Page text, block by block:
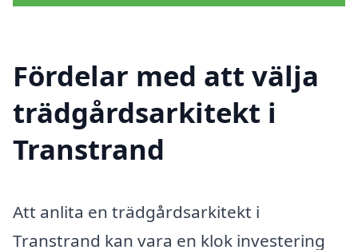
Fördelar med att välja
trädgårdsarkitekt i
Transtrand
Att anlita en trädgårdsarkitekt i
Transtrand kan vara en klok investering